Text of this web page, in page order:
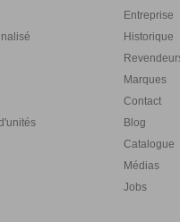
Entreprise
Historique
Marques
Contact
Blog
Catalogue
Médias
Jobs